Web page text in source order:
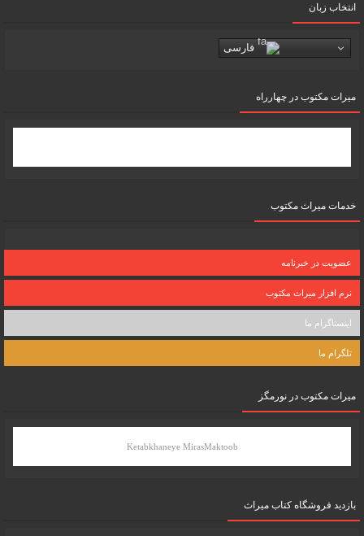
انتخاب زبان
فارسی
میرات مکتوب در چهارراه
خدمات میراث مکتوب
عضویت در خبرنامه
نرم افزار میراث مکتوب
اینستاگرام ما
تلگرام ما
میرات مکتوب در نورمگز
Ketabkhaneye MirasMaktoob
بازدید فروشگاه کتاب میراث